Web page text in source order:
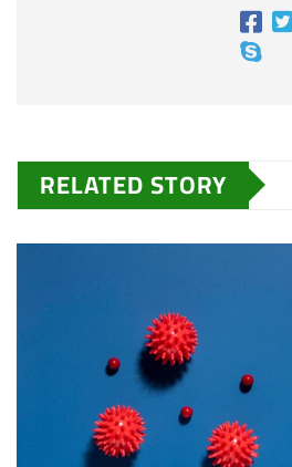
RELATED STORY